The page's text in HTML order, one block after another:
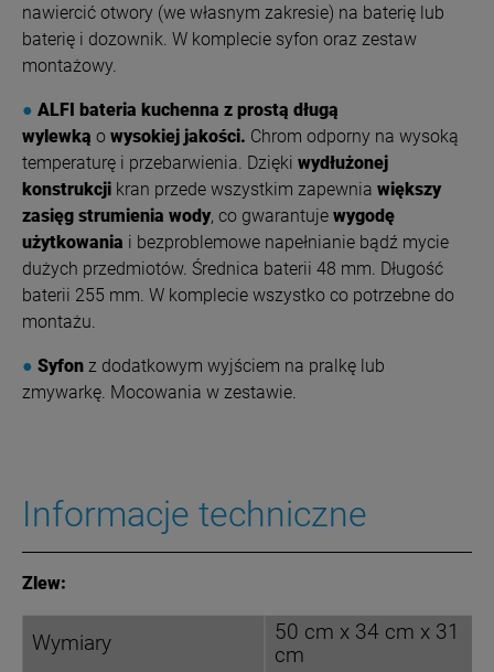
nawiercić otwory (we własnym zakresie) na baterię lub
baterię i dozownik. W komplecie syfon oraz zestaw
montażowy.
● ALFI bateria kuchenna z prostą długą
wylewką o wysokiej jakości. Chrom odporny na wysoką
temperaturę i przebarwienia. Dzięki wydłużonej
konstrukcji kran przede wszystkim zapewnia większy
zasięg strumienia wody, co gwarantuje wygodę
użytkowania i bezproblemowe napełnianie bądź mycie
dużych przedmiotów. Średnica baterii 48 mm. Długość
baterii 255 mm. W komplecie wszystko co potrzebne do
montażu.
● Syfon z dodatkowym wyjściem na pralkę lub
zmywarkę. Mocowania w zestawie.
Informacje techniczne
Zlew:
Wymiary
50 cm x 34 cm x 31
cm